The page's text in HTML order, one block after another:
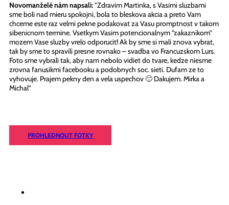
Novomanželé nám napsali:”Zdravim Martinka, s Vasimi sluzbami
sme boli nad mieru spokojni, bola to bleskova akcia a preto Vam
chceme este raz velmi pekne podakovat za Vasu promptnost v takom
sibenicnom termine. Vsetkym Vasim potencionalnym ”zakaznikom”
mozem Vase sluzby vrelo odporucit! Ak by sme si mali znova vybrat,
tak by sme to spravili presne rovnako – svadba vo Francuzskom Lurs.
Foto sme vybrali tak, aby nam nebolo vidiet do tvare, kedze niesme
zrovna fanusikmi facebooku a podobnych soc. sieti. Dufam ze to
vyhovuje. Prajem pekny den a vela uspechov 🙂 Dakujem. Mirka a
Michal”
PROHLEDNOUT FOTKY